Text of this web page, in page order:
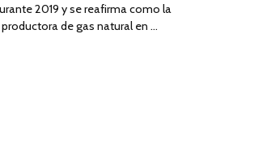
2019 y se reafirma como la
de gas natural en …